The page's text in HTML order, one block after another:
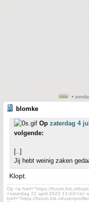
•
blomke
Op zaterdag 4
volgende:
[..]
Jij hebt weinig zaken
Klopt.
Op <a href="https://forum.fok.nl/
>zaterdag 22 april 2023 13:43</a>
href="https://forum.fok.nl/user/